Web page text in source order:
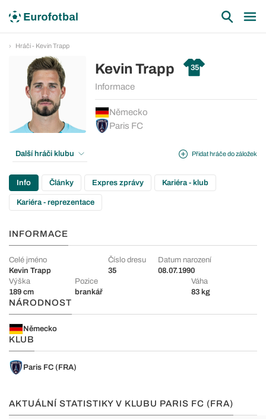
Hráči - Kevin Trapp
Kevin Trapp 35
Informace
Německo
Paris FC
Přidat hráče do záložek
Další hráči klubu
Info Články Expres zprávy Kariéra - klub
Kariéra - reprezentace
INFORMACE
Celé jméno
Kevin Trapp
Číslo dresu
35
Datum narození
08.07.1990
Výška
189 cm
Pozice
brankář
Váha
83 kg
NÁRODNOST
Německo
KLUB
Paris FC (FRA)
AKTUÁLNÍ STATISTIKY V KLUBU PARIS FC (FRA)